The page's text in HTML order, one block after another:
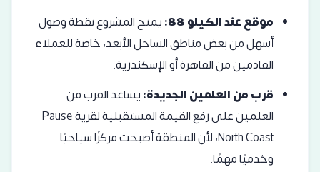
موقع عند الكيلو 88:
يمنح المشروع نقطة وصول
أسهل من بعض مناطق الساحل الأبعد، خاصة للعملاء
القادمين من القاهرة أو الإسكندرية.
قرب من العلمين الجديدة:يساعد القرب من
العلمين على رفع القيمة المستقبلية لقرية Pause
North Coast، لأن المنطقة أصبحت مركزًا سياحيًا
وخدميًا مهمًا.